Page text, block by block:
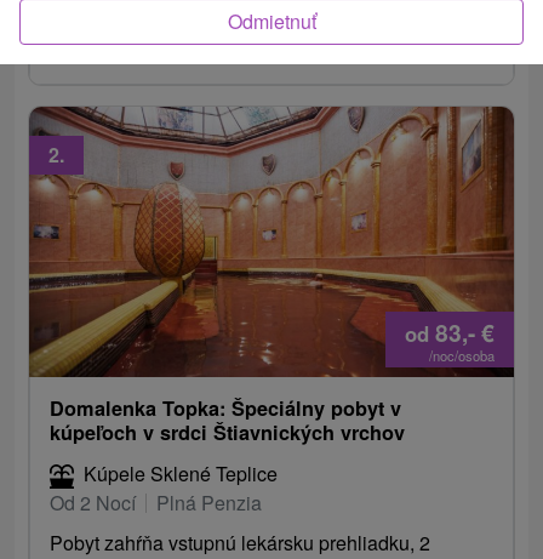
príjemnom prostredí hotelovej reštaurácie a lobby
baru.
od 83,-€
/noc/osoba
2.
Domalenka Topka: Špeciálny pobyt v
kúpeľoch v srdci Štiavnických vrchov
Kúpele Sklené Teplice
Od 2 Nocí
Plná Penzia
Pobyt zahŕňa vstupnú lekársku prehliadku, 2
Odmietnuť